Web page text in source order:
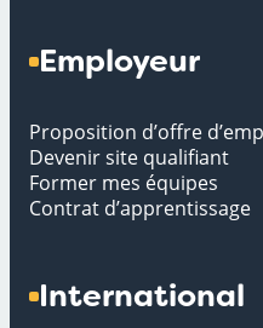
Employeur
Proposition d’offre
Devenir site qualifiant
Former mes équipes
Contrat d’apprentissage
International